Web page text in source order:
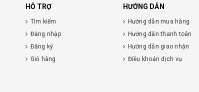
HỖ TRỢ
Tìm kiếm
Đăng nhập
Đăng ký
Giỏ hàng
HƯỚNG DẪN
Hướng dẫn mua hàng
Hướng dẫn thanh toán
Hướng dẫn giao nhận
Điều khoản dịch vụ